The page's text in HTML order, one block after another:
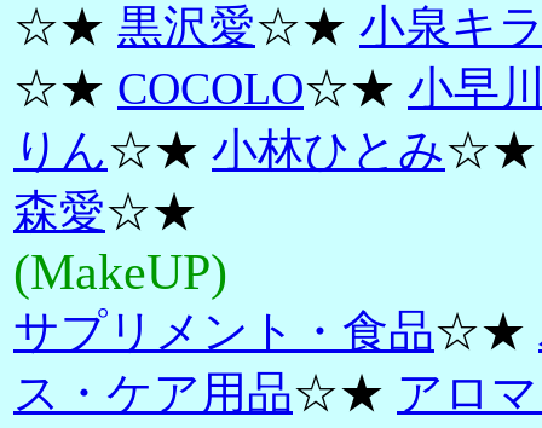
☆★ 黒沢愛☆★ 小泉キ
☆★ COCOLO☆★ 小早
りん☆★ 小林ひとみ
森愛☆★
(MakeUP)
サプリメント・食品☆★
ス・ケア用品☆★ アロ